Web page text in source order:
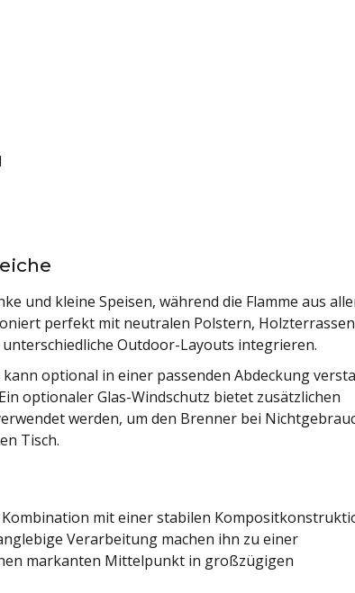
und kleine Speisen, während die Flamme aus
perfekt mit neutralen Polstern, Holzterrassen
Outdoor-Layouts integrieren.
optional in einer passenden Abdeckung
optionaler Glas-Windschutz bietet zusätzlichen
werden, um den Brenner bei
Tisch.
mit einer stabilen
Verarbeitung machen ihn zu einer
markanten Mittelpunkt in großzügigen